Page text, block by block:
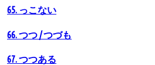
65. っこない
66. つつ / つづも
67. つつある